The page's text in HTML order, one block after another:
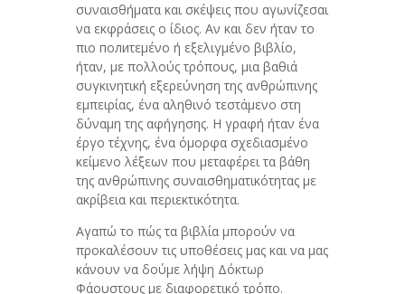
συναισθήματα και σκέψεις που αγωνίζεσαι
να εκφράσεις ο ίδιος. Αν και δεν ήταν το
πιο полиτεμένο ή εξελιγμένο βιβλίο,
ήταν, με πολλούς τρόπους, μια βαθιά
συγκινητική εξερεύνηση της ανθρώπινης
εμπειρίας, ένα αληθινό τεστάμενο στη
δύναμη της αφήγησης. Η γραφή ήταν ένα
έργο τέχνης, ένα όμορφα σχεδιασμένο
κείμενο λέξεων που μεταφέρει τα βάθη
της ανθρώπινης συναισθηματικότητας με
ακρίβεια και περιεκτικότητα.
Αγαπώ το πώς τα βιβλία μπορούν να
προκαλέσουν τις υποθέσεις μας και να μας
κάνουν να δούμε λήψη Δόκτωρ
Φάουστους με διαφορετικό τρόπο.